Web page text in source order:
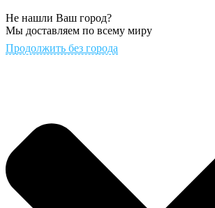
Не нашли Ваш город?
Мы доставляем по всему миру
Продолжить без города